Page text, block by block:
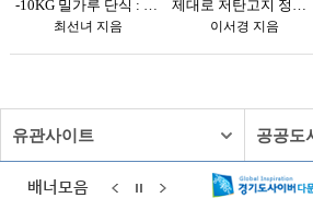
유관사이트 공공도
배너모음